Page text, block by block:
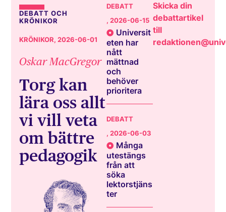
DEBATT OCH
KRÖNIKOR
KRÖNIKOR, 2026-06-01
Oskar MacGregor
Torg kan
lära oss allt
vi vill veta
om bättre
pedagogik
DEBATT
, 2026-06-15
Universit
eten har
nått
mättnad
och
behöver
prioritera
DEBATT
, 2026-06-03
Många
utestängs
från att
söka
lektorstjäns
ter
Skicka din
debattartikel
till